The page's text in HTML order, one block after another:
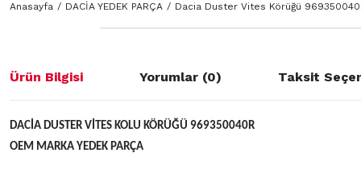
Anasayfa DACİA YEDEK PARÇA Dacia Duster Vites Körüğü
Ürün Bilgisi Yorumlar (0) Taksit
DACİA DUSTER VİTES KOLU KÖRÜĞÜ 969350040R
OEM MARKA YEDEK PARÇA